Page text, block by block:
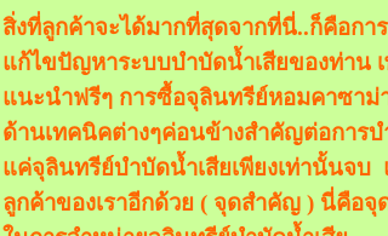
สิ่งที่ลูกค้าจะได้มากที่สุดจากที่นี่..ก็คือกา
แก้ไขปัญหาระบบบำบัดน้ำเสียของท่าน
แนะนำฟรีๆ การซื้อจุลินทรีย์หอมคาซาม่
ด้านเทคนิคต่างๆค่อนข้างสำคัญต่อการบ
แค่จุลินทรีย์บำบัดน้ำเสียเพียงเท่านั้นจ
ลูกค้าของเราอีกด้วย ( จุดสำคัญ ) นี่คือจุ